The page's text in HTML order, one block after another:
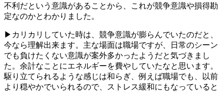
不利だという意識があることから、これが競争意識や損得勘
定なのかとわかりました。
▶カリカリしていた時は、競争意識が膨らんでいたのだと、
今なら理解出来ます。主な場面は職場ですが、日常のシーン
でも負けたくない意識が案外多かったようだと気づきまし
た。余計なことにエネルギーを費やしていたなと思います。
駆り立てられるような感じは和らぎ、例えば職場でも、以前
より穏やかでいられるので、ストレス緩和にもなっていると